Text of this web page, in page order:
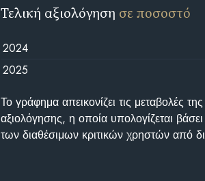
Τελική αξιολόγηση σε ποσοστό
2024
2025
Το γράφημα απεικονίζει τις μεταβολές
αξιολόγησης, η οποία υπολογίζεται
των διαθέσιμων κριτικών χρηστών από